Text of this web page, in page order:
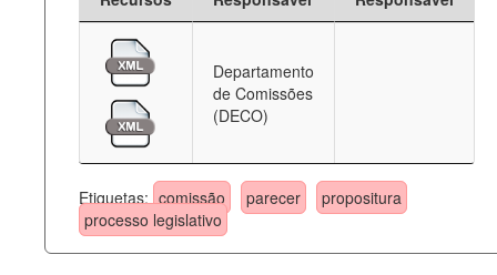
Departamento
de Comissões
(DECO)
Etiquetas: comissão parecer
propositura
processo legislativo